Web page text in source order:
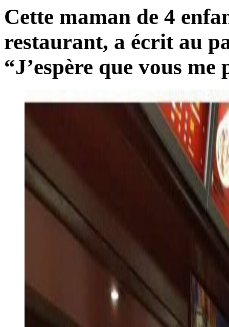
Cette maman de 4
restaurant, a écrit au
“J’espère que vous